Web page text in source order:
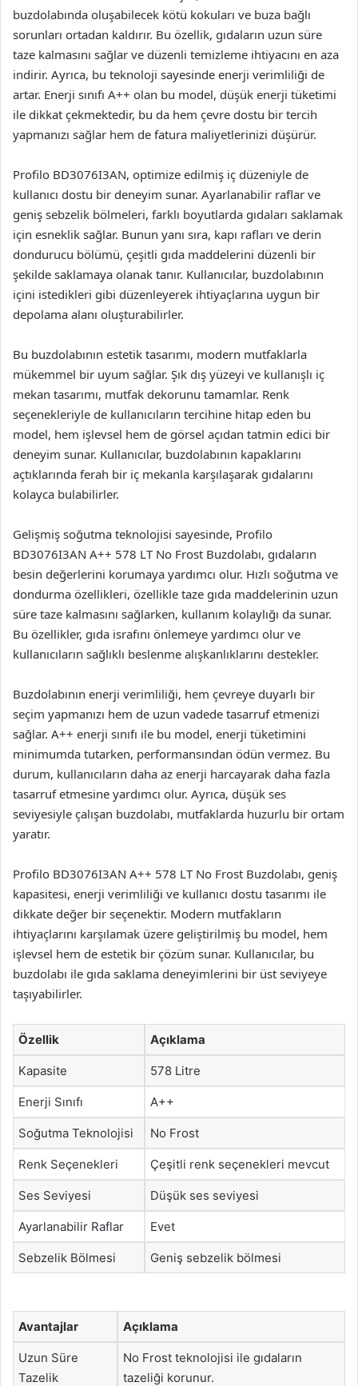
buzdolabında oluşabilecek kötü kokuları ve buza bağlı
sorunları ortadan kaldırır. Bu özellik, gıdaların uzun süre
taze kalmasını sağlar ve düzenli temizleme ihtiyacını en aza
indirir. Ayrıca, bu teknoloji sayesinde enerji verimliliği de
artar. Enerji sınıfı A++ olan bu model, düşük enerji tüketimi
ile dikkat çekmektedir, bu da hem çevre dostu bir tercih
yapmanızı sağlar hem de fatura maliyetlerinizi düşürür.
Profilo BD3076I3AN, optimize edilmiş iç düzeniyle de
kullanıcı dostu bir deneyim sunar. Ayarlanabilir raflar ve
geniş sebzelik bölmeleri, farklı boyutlarda gıdaları saklamak
için esneklik sağlar. Bunun yanı sıra, kapı rafları ve derin
dondurucu bölümü, çeşitli gıda maddelerini düzenli bir
şekilde saklamaya olanak tanır. Kullanıcılar, buzdolabının
içini istedikleri gibi düzenleyerek ihtiyaçlarına uygun bir
depolama alanı oluşturabilirler.
Bu buzdolabının estetik tasarımı, modern mutfaklarla
mükemmel bir uyum sağlar. Şık dış yüzeyi ve kullanışlı iç
mekan tasarımı, mutfak dekorunu tamamlar. Renk
seçenekleriyle de kullanıcıların tercihine hitap eden bu
model, hem işlevsel hem de görsel açıdan tatmin edici bir
deneyim sunar. Kullanıcılar, buzdolabının kapaklarını
açtıklarında ferah bir iç mekanla karşılaşarak gıdalarını
kolayca bulabilirler.
Gelişmiş soğutma teknolojisi sayesinde, Profilo
BD3076I3AN A++ 578 LT No Frost Buzdolabı, gıdaların
besin değerlerini korumaya yardımcı olur. Hızlı soğutma ve
dondurma özellikleri, özellikle taze gıda maddelerinin uzun
süre taze kalmasını sağlarken, kullanım kolaylığı da sunar.
Bu özellikler, gıda israfını önlemeye yardımcı olur ve
kullanıcıların sağlıklı beslenme alışkanlıklarını destekler.
Buzdolabının enerji verimliliği, hem çevreye duyarlı bir
seçim yapmanızı hem de uzun vadede tasarruf etmenizi
sağlar. A++ enerji sınıfı ile bu model, enerji tüketimini
minimumda tutarken, performansından ödün vermez. Bu
durum, kullanıcıların daha az enerji harcayarak daha fazla
tasarruf etmesine yardımcı olur. Ayrıca, düşük ses
seviyesiyle çalışan buzdolabı, mutfaklarda huzurlu bir ortam
yaratır.
Profilo BD3076I3AN A++ 578 LT No Frost Buzdolabı, geniş
kapasitesi, enerji verimliliği ve kullanıcı dostu tasarımı ile
dikkate değer bir seçenektir. Modern mutfakların
ihtiyaçlarını karşılamak üzere geliştirilmiş bu model, hem
işlevsel hem de estetik bir çözüm sunar. Kullanıcılar, bu
buzdolabı ile gıda saklama deneyimlerini bir üst seviyeye
taşıyabilirler.
Özellik Açıklama
Kapasite 578 Litre
Enerji Sınıfı A++
Soğutma Teknolojisi No Frost
Renk Seçenekleri Çeşitli renk seçenekleri mevcut
Ses Seviyesi Düşük ses seviyesi
Ayarlanabilir Raflar Evet
Sebzelik Bölmesi Geniş sebzelik bölmesi
Avantajlar Açıklama
Uzun Süre
Tazelik
No Frost teknolojisi ile gıdaların
tazeliği korunur.